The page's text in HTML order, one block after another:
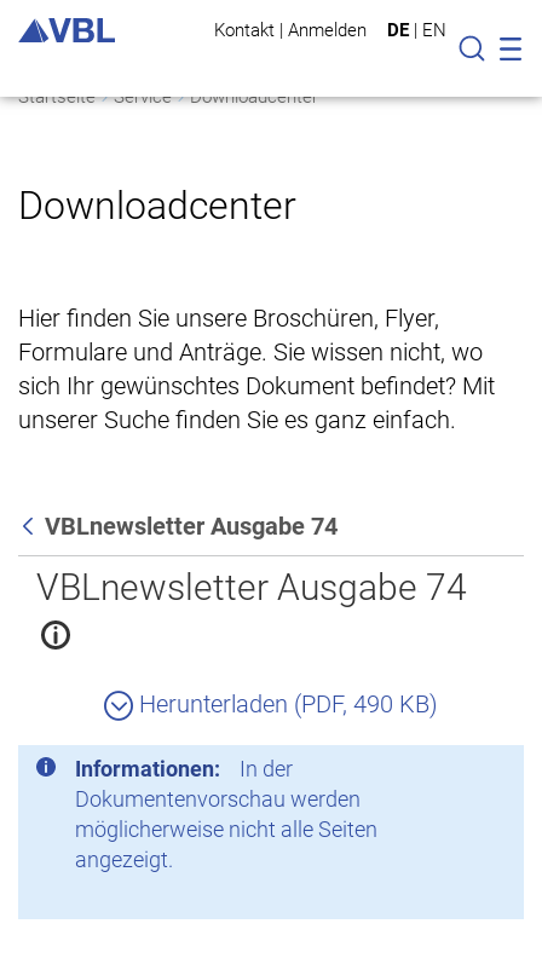
Kontakt | Anmelden DE | EN
Suche
Startseite Service Downloadcenter
Downloadcenter
Hier finden Sie unsere Broschüren, Flyer,
Formulare und Anträge. Sie wissen nicht, wo
sich Ihr gewünschtes Dokument befindet? Mit
unserer Suche finden Sie es ganz einfach.
Zurück
VBLnewsletter Ausgabe 74
VBLnewsletter Ausgabe 74
Herunterladen (PDF, 490 KB)
Informationen:
In der
Dokumentenvorschau werden
möglicherweise nicht alle Seiten
angezeigt.